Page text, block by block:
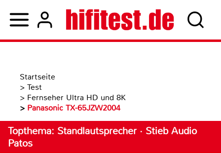
Startseite
> Test
> Fernseher Ultra HD und 8K
> Panasonic TX-65JZW2004
Topthema: Standlautsprecher · Stieb Audio
Patos